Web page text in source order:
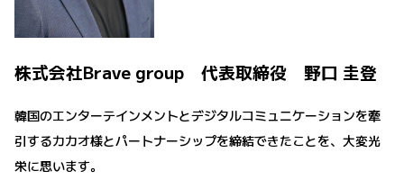
株式会社Brave group 代表取締役 野口 圭登
韓国のエンターテインメントとデジタルコミュニケーションを牽
引するカカオ様とパートナーシップを締結できたことを、大変光
栄に思います。